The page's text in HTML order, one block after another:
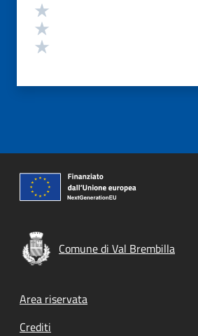
Comune di Val Brembilla
Footer menu
Area riservata
Crediti